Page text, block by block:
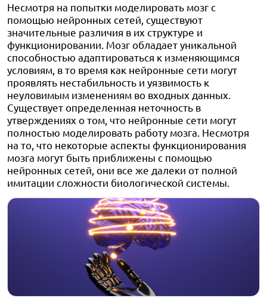
Несмотря на попытки моделировать мозг с
помощью нейронных сетей, существуют
значительные различия в их структуре и
функционировании. Мозг обладает уникальной
способностью адаптироваться к изменяющимся
условиям, в то время как нейронные сети могут
проявлять нестабильность и уязвимость к
неуловимым изменениям во входных данных.
Существует определенная неточность в
утверждениях о том, что нейронные сети могут
полностью моделировать работу мозга. Несмотря
на то, что некоторые аспекты функционирования
мозга могут быть приближены с помощью
нейронных сетей, они все же далеки от полной
имитации сложности биологической системы.